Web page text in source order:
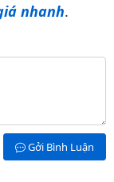
nhanh.
Gởi Bình Luận